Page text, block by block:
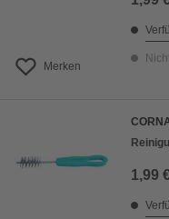
Merken
1,99